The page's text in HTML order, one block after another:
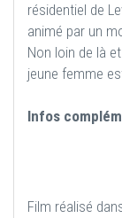
résidentiel de
animé par un
Non loin de là
jeune femme
Infos
Film réalisé